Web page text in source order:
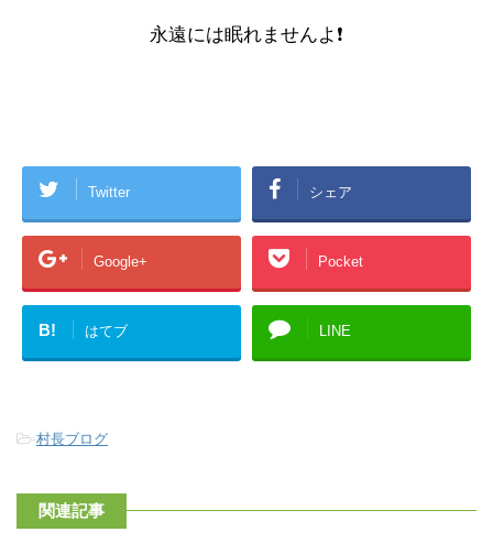
永遠には眠れませんよ❗️
Twitter シェア
Google+ Pocket
B! はてブ LINE
-村長ブログ
関連記事